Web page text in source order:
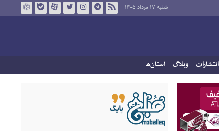
شنبه ۱۷ مرداد ۱۴۰۵
انتشارات وبلاگ استان‌ها